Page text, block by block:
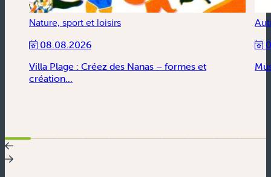
Nature, sport et loisirs
08.08.2026
Villa Plage : Créez des Nanas – formes et
création...